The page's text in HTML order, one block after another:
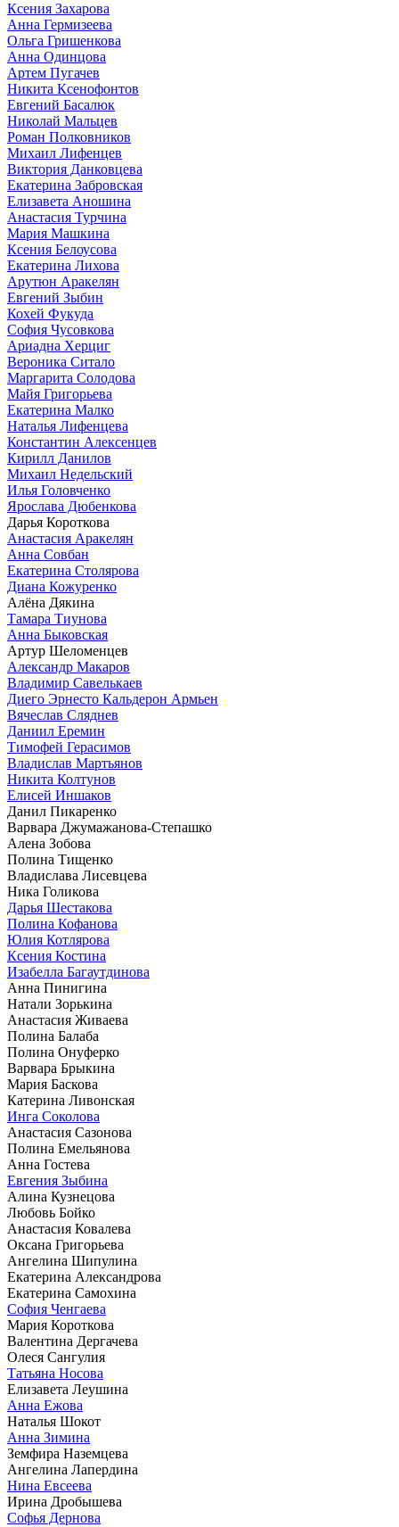
Ксения Захарова
Анна Гермизеева
Ольга Гришенкова
Анна Одинцова
Артем Пугачев
Никита Ксенофонтов
Евгений Басалюк
Николай Мальцев
Роман Полковников
Михаил Лифенцев
Виктория Данковцева
Екатерина Забровская
Елизавета Аношина
Анастасия Турчина
Мария Машкина
Ксения Белоусова
Екатерина Лихова
Арутюн Аракелян
Евгений Зыбин
Кохей Фукуда
София Чусовкова
Ариадна Херциг
Вероника Ситало
Маргарита Солодова
Майя Григорьева
Екатерина Малко
Наталья Лифенцева
Константин Алексенцев
Кирилл Данилов
Михаил Недельский
Илья Головченко
Ярослава Дюбенкова
Дарья Короткова
Анастасия Аракелян
Анна Совбан
Екатерина Столярова
Диана Кожуренко
Алёна Дякина
Тамара Тиунова
Анна Быковская
Артур Шеломенцев
Александр Макаров
Владимир Савелькаев
Диего Эрнесто Кальдерон Армьен
Вячеслав Сляднев
Даниил Еремин
Тимофей Герасимов
Владислав Мартьянов
Никита Колтунов
Елисей Иншаков
Данил Пикаренко
Варвара Джумажанова-Степашко
Алена Зобова
Полина Тищенко
Владислава Лисевцева
Ника Голикова
Дарья Шестакова
Полина Кофанова
Юлия Котлярова
Ксения Костина
Изабелла Багаутдинова
Анна Пинигина
Натали Зорькина
Анастасия Живаева
Полина Балаба
Полина Онуферко
Варвара Брыкина
Мария Баскова
Катерина Ливонская
Инга Соколова
Анастасия Сазонова
Полина Емельянова
Анна Гостева
Евгения Зыбина
Алина Кузнецова
Любовь Бойко
Анастасия Ковалева
Оксана Григорьева
Ангелина Шипулина
Екатерина Александрова
Екатерина Самохина
София Ченгаева
Мария Короткова
Валентина Дергачева
Олеся Сангулия
Татьяна Носова
Елизавета Леушина
Анна Ежова
Наталья Шокот
Анна Зимина
Земфира Наземцева
Ангелина Лапердина
Нина Евсеева
Ирина Дробышева
Софья Дернова